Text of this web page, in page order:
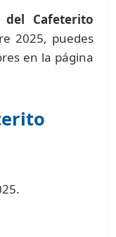
del Cafeterito
2025, puedes
en la página